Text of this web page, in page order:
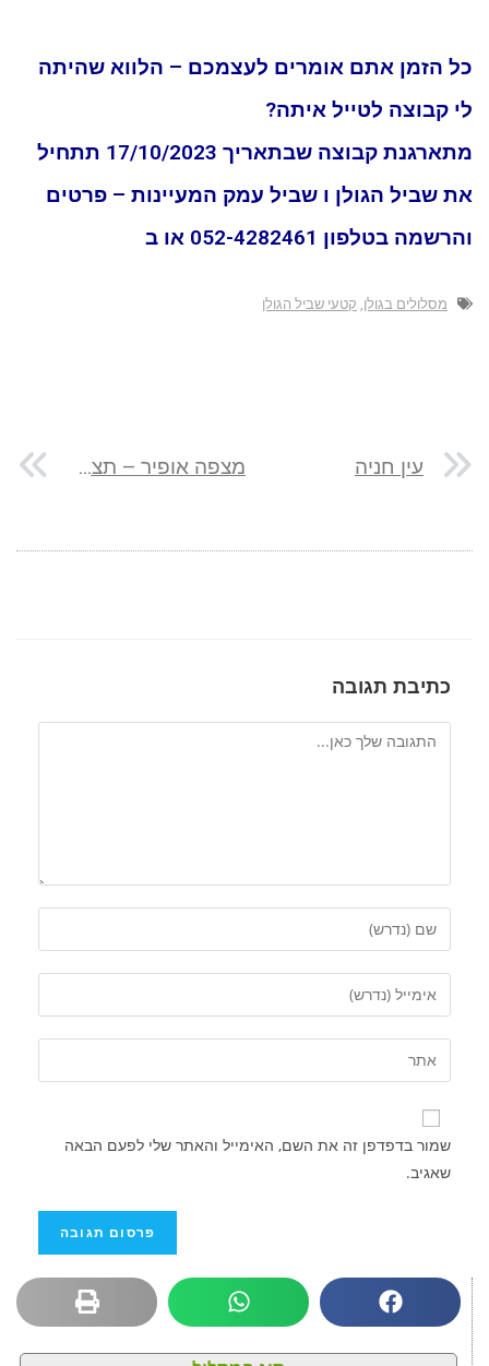
כל הזמן אתם אומרים לעצמכם – הלווא שהיתה
לי קבוצה לטייל איתה?
מתארגנת קבוצה שבתאריך 17/10/2023 תתחיל
את שביל הגולן ו שביל עמק המעיינות – פרטים
והרשמה בטלפון 052-4282461 או ב
מסלולים בגולן קטעי שביל הגולן
עין חניה מצפה אופיר – תצפית פנורמית מדהימה לכנרת
כתיבת תגובה
שמור בדפדפן זה את השם, האימייל והאתר שלי לפעם הבאה
שאגיב.